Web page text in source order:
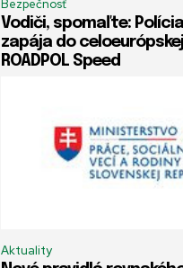
Bezpečnosť
Vodiči, spomaľte:
zapája do
ROADPOL Speed
Aktuality